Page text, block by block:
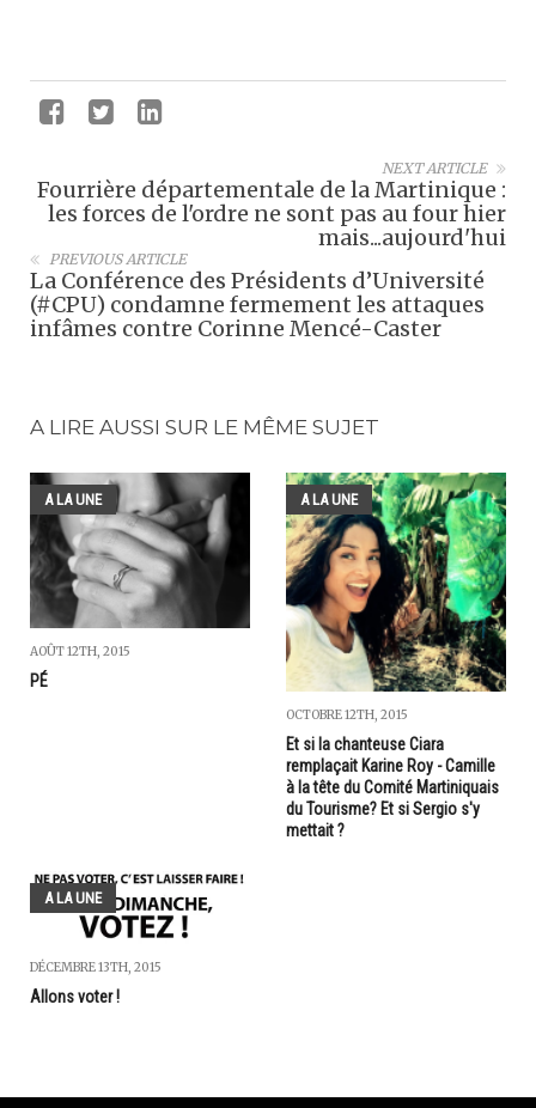
NEXT ARTICLE
Fourrière départementale de la Martinique :
les forces de l'ordre ne sont pas au four hier
mais...aujourd'hui
PREVIOUS ARTICLE
La Conférence des Présidents d’Université
(#CPU) condamne fermement les attaques
infâmes contre Corinne Mencé-Caster
A LIRE AUSSI SUR LE MÊME SUJET
A LA UNE
AOÛT 12TH, 2015
PÉ
A LA UNE
OCTOBRE 12TH, 2015
Et si la chanteuse Ciara
remplaçait Karine Roy - Camille
à la tête du Comité Martiniquais
du Tourisme? Et si Sergio s'y
mettait ?
A LA UNE
DÉCEMBRE 13TH, 2015
Allons voter !